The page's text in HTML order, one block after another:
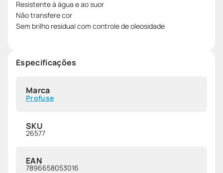
Resistente à água e ao suor
Não transfere cor
Sem brilho residual com controle de oleosidade
Especificações
Marca
Profuse
SKU
26577
EAN
7896658053016